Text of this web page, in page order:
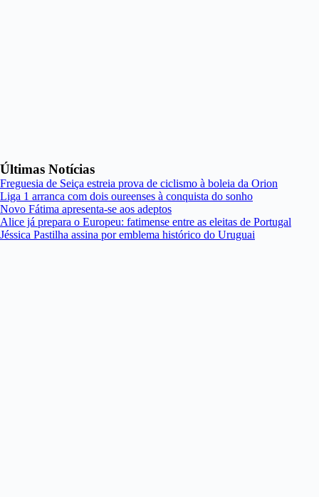
Últimas Notícias
Freguesia de Seiça estreia prova de ciclismo à boleia da Orion
Liga 1 arranca com dois oureenses à conquista do sonho
Novo Fátima apresenta-se aos adeptos
Alice já prepara o Europeu: fatimense entre as eleitas de Portugal
Jéssica Pastilha assina por emblema histórico do Uruguai